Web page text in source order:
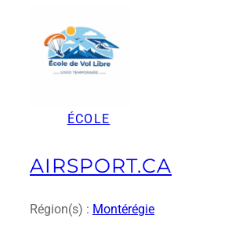
ÉCOLE
AIRSPORT.CA
Région(s) : Montérégie